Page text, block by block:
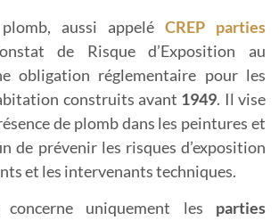
aussi appelé CREP parties
de Risque d’Exposition au
obligation réglementaire pour les
construits avant 1949. Il vise
de plomb dans les peintures et
de prévenir les risques d’exposition
et les intervenants techniques.
concerne uniquement les parties